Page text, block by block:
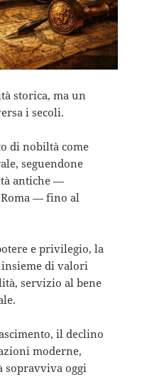
storica, ma un
i secoli.
di nobiltà come
, seguendone
antiche —
Roma — fino al
e privilegio, la
insieme di valori
servizio al bene
il declino
moderne,
sopravviva oggi